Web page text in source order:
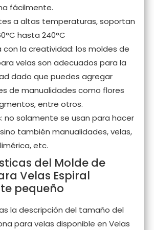
fácilmente.
a altas temperaturas, soportan
hasta 240°C
con la creatividad: los moldes de
velas son adecuados para la
dado que puedes agregar
de manualidades como flores
entre otros.
no solamente se usan para hacer
también manualidades, velas,
etc.
del Molde de
Velas Espiral
pequeño
la descripción del tamaño del
para velas disponible en Velas